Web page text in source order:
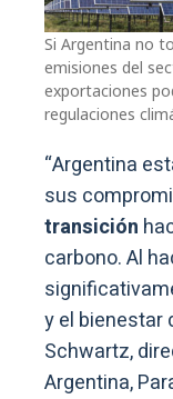
Si Argentina no
emisiones del
exportaciones
regulaciones
“Argentina
sus
transición
carbono. Al
y el bienestar
Schwartz,
Argentina,